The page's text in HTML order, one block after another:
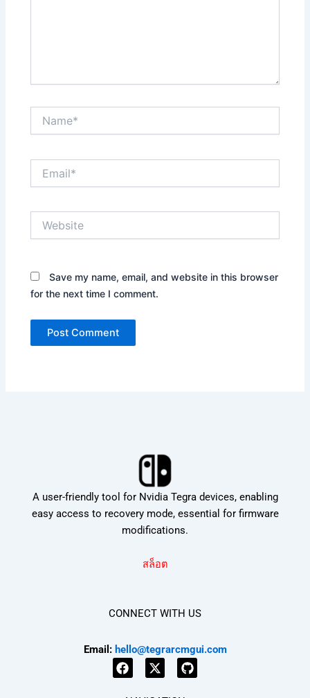
Save my name, email, and website in this browser
for the next time I comment.
A user-friendly tool for Nvidia Tegra devices, enabling
easy access to recovery mode, essential for firmware
modifications.
สล็อต
CONNECT WITH US
Email: hello@tegrarcmgui.com
F
a
X
-
G